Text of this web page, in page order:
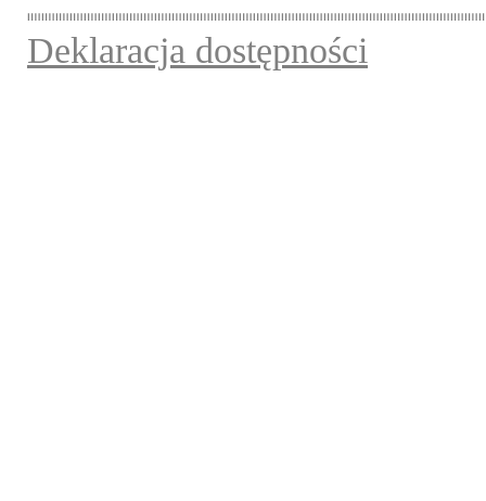
Deklaracja dostępności